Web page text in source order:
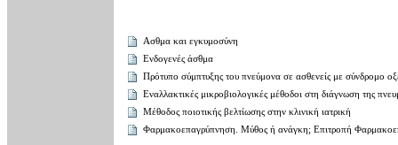
Aσθμα και εγκυμοσύνη
Ενδογενές άσθμα
Πρότυπο σύμπτυξης του πνεύμονα σε ασθενείς με σύνδρομο
Εναλλακτικές μικροβιολογικές μέθοδοι στη διάγνωση της
Μέθοδος ποιοτικής βελτίωσης στην κλινική ιατρική
Φαρμακοεπαγρύπνηση. Μύθος ή ανάγκη; Επιτροπή